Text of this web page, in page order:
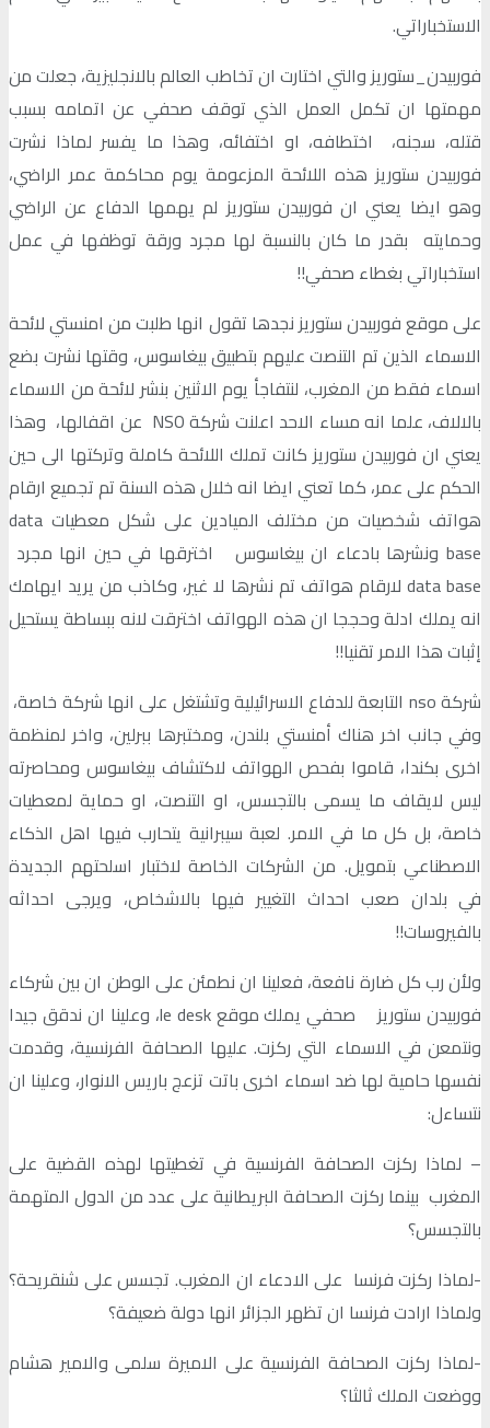
الاستخباراتي.
فوربيدن_ستوريز والتي اختارت ان تخاطب العالم بالانجليزية، جعلت من
مهمتها ان تكمل العمل الذي توقف صحفي عن اتمامه بسبب
قتله، سجنه، اختطافه، او اختفائه، وهذا ما يفسر لماذا نشرت
فوربيدن ستوريز هذه اللائحة المزعومة يوم محاكمة عمر الراضي،
وهو ايضا يعني ان فوربيدن ستوريز لم يهمها الدفاع عن الراضي
وحمايته بقدر ما كان بالنسبة لها مجرد ورقة توظفها في عمل
استخباراتي بغطاء صحفي!!
على موقع فوربيدن ستوريز نجدها تقول انها طلبت من امنستي لائحة
الاسماء الذين تم التنصت عليهم بتطبيق بيغاسوس، وقتها نشرت بضع
اسماء فقط من المغرب، لنتفاجأ يوم الاثنين بنشر لائحة من الاسماء
بالالاف، علما انه مساء الاحد اعلنت شركة NSO عن اقفالها، وهذا
يعني ان فوربيدن ستوريز كانت تملك اللائحة كاملة وتركتها الى حين
الحكم على عمر، كما تعني ايضا انه خلال هذه السنة تم تجميع ارقام
هواتف شخصيات من مختلف الميادين على شكل معطيات data
base ونشرها بادعاء ان بيغاسوس اخترقها في حين انها مجرد
data base لارقام هواتف تم نشرها لا غير، وكاذب من يريد ايهامك
انه يملك ادلة وحججا ان هذه الهواتف اخترقت لانه ببساطة يستحيل
إثبات هذا الامر تقنيا!!
شركة nso التابعة للدفاع الاسرائيلية وتشتغل على انها شركة خاصة،
وفي جانب اخر هناك أمنستي بلندن، ومختبرها ببرلين، واخر لمنظمة
اخرى بكندا، قاموا بفحص الهواتف لاكتشاف بيغاسوس ومحاصرته
ليس لايقاف ما يسمى بالتجسس، او التنصت، او حماية لمعطيات
خاصة، بل كل ما في الامر. لعبة سيبرانية يتحارب فيها اهل الذكاء
الاصطناعي بتمويل. من الشركات الخاصة لاختبار اسلحتهم الجديدة
في بلدان صعب احداث التغيير فيها بالاشخاص، ويرجى احداثه
بالفيروسات!!
ولأن رب كل ضارة نافعة، فعلينا ان نطمئن على الوطن ان بين شركاء
فوربيدن ستوريز صحفي يملك موقع le desk، وعلينا ان ندقق جيدا
ونتمعن في الاسماء التي ركزت. عليها الصحافة الفرنسية، وقدمت
نفسها حامية لها ضد اسماء اخرى باتت تزعج باريس الانوار، وعلينا ان
نتساءل:
– لماذا ركزت الصحافة الفرنسية في تغطيتها لهذه القضية على
المغرب بينما ركزت الصحافة البريطانية على عدد من الدول المتهمة
بالتجسس؟
-لماذا ركزت فرنسا على الادعاء ان المغرب. تجسس على شنقريحة؟
ولماذا ارادت فرنسا ان تظهر الجزائر انها دولة ضعيفة؟
-لماذا ركزت الصحافة الفرنسية على الاميرة سلمى والامير هشام
ووضعت الملك ثالثا؟